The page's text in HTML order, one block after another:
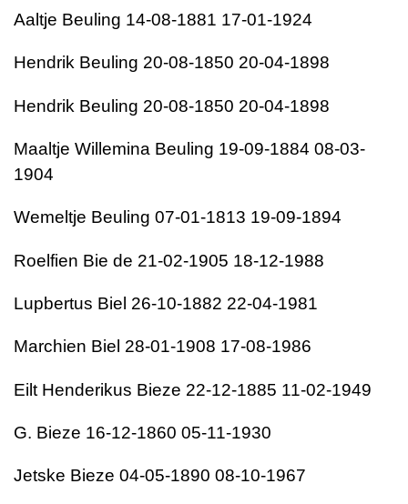
Aaltje Beuling 14-08-1881 17-01-1924
Hendrik Beuling 20-08-1850 20-04-1898
Hendrik Beuling 20-08-1850 20-04-1898
Maaltje Willemina Beuling 19-09-1884 08-03-
1904
Wemeltje Beuling 07-01-1813 19-09-1894
Roelfien Bie de 21-02-1905 18-12-1988
Lupbertus Biel 26-10-1882 22-04-1981
Marchien Biel 28-01-1908 17-08-1986
Eilt Henderikus Bieze 22-12-1885 11-02-1949
G. Bieze 16-12-1860 05-11-1930
Jetske Bieze 04-05-1890 08-10-1967